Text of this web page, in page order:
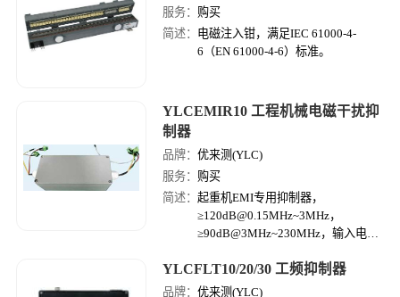
服务： 购买
简述：
电磁注入钳，满足IEC 61000-4-
6（EN 61000-4-6）标准。
YLCEMIR10 工程机械电磁干扰抑
制器
品牌：优来测(YLC)
服务： 购买
简述：起重机EMI专用抑制器，
≥120dB@0.15MHz~3MHz，
≥90dB@3MHz~230MHz，输入电压
线接口（接口可定制）。
YLCFLT10/20/30 工频抑制器
品牌：优来测(YLC)